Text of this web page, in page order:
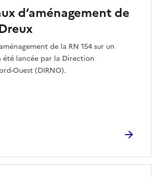
d’aménagement de
de la RN 154 sur un
été lancée par la Direction
Ouest (DIRNO).